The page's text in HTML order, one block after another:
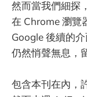
然而當我們細探
在 Chrome 瀏覽
Google 後續的
仍然悄聲無息，
包含本刊在內，